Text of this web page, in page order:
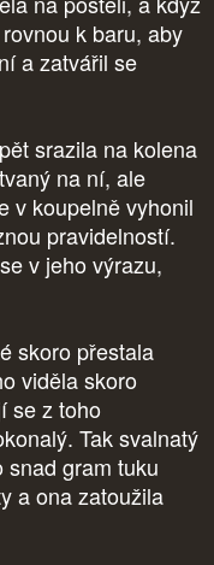
k baru, aby
a zatvářil se
srazila na kolena
na ní, ale
v koupelně vyhonil
pravidelností.
v jeho výrazu,
skoro přestala
viděla skoro
se z toho
Tak svalnatý
snad gram tuku
a ona zatoužila